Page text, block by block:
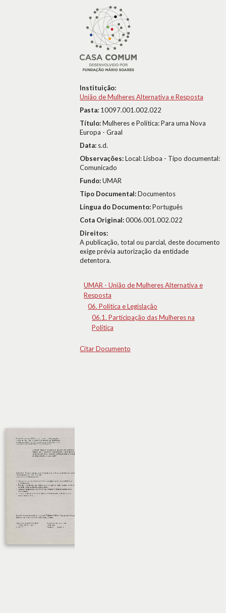
Instituição:
União de Mulheres Alternativa e Resposta
Pasta: 10097.001.002.022
Título:Mulheres e Política: Para uma Nova
Europa - Graal
Data: s.d.
Observações:Local: Lisboa - Tipo documental:
Comunicado
Fundo:UMAR
Tipo Documental:Documentos
Língua do Documento:Português
Cota Original:0006.001.002.022
Direitos:
A publicação, total ou parcial, deste documento
exige prévia autorização da entidade
detentora.
UMAR - União de Mulheres Alternativa e
Resposta
06. Política e Legislação
06.1. Participação das Mulheres na
Política
Citar Documento